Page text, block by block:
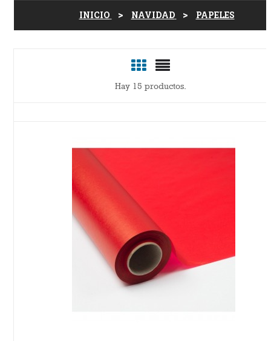
INICIO NAVIDAD PAPELES
Hay 15 productos.